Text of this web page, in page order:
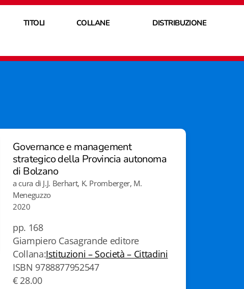
TITOLI COLLANE DISTRIBUZIONE
Governance e management
strategico della Provincia autonoma
di Bolzano
a cura di J.J. Berhart, K. Promberger, M.
Meneguzzo
2020
pp. 168
Giampiero Casagrande editore
Collana:Istituzioni – Società – Cittadini
ISBN 9788877952547
€ 28.00